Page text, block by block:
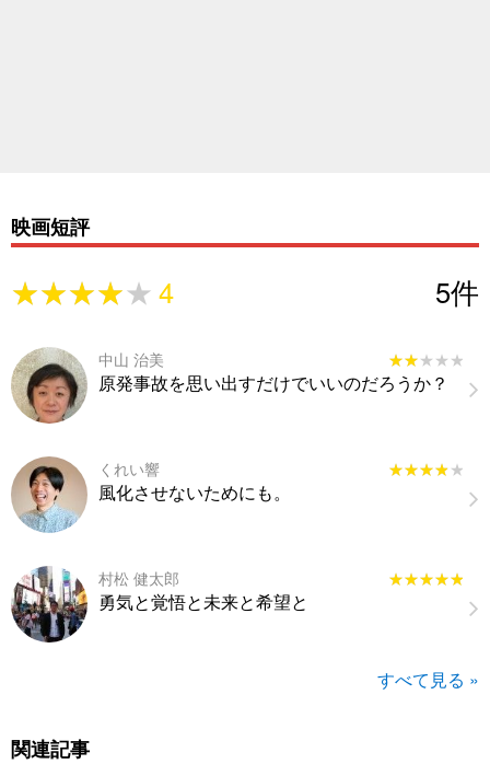
映画短評
★★★★★
★★★★★4 5件
中山 治美 ★★★★★
★★★★★
原発事故を思い出すだけでいいのだろうか？
くれい響 ★★★★★
★★★★★
風化させないためにも。
村松 健太郎 ★★★★★
★★★★★
勇気と覚悟と未来と希望と
すべて見る »
関連記事